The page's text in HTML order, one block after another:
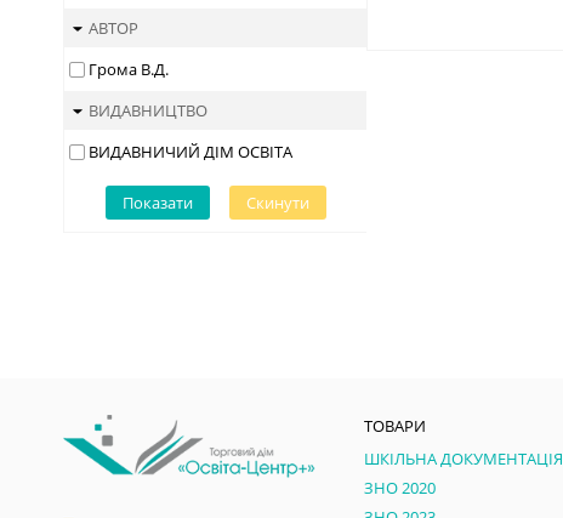
АВТОР
Грома В.Д.
ВИДАВНИЦТВО
ВИДАВНИЧИЙ ДІМ ОСВІТА
Показати Скинути
ТОВАРИ
ШКІЛЬНА ДОКУМЕНТАЦІЯ
ЗНО 2020